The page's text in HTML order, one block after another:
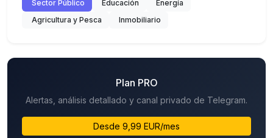
Sector Público
Educación
Energía
Agricultura y Pesca
Inmobiliario
Plan PRO
Alertas, análisis detallado y canal privado de Telegram.
Desde 9,99 EUR/mes